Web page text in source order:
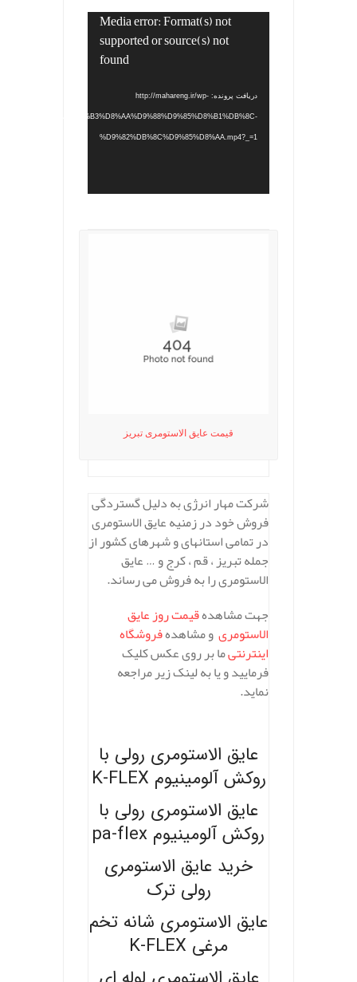
Media error: Format(s) not
supported or source(s) not
found
دریافت پرونده: http://mahareng.ir/wp-
%D9%82%DB%8C%D9%85%D8%AA.mp4?_=1
قیمت عایق الاستومری تبریز
شرکت مهار انرژی به دلیل گستردگی
فروش خود در زمنیه عایق الاستومری
در تمامی استانهای و شهرهای کشور از
جمله تبریز ، قم ، کرج و … عایق
الاستومری را به فروش می رساند.
جهت مشاهدهقیمت روز عایق
الاستومریو مشاهدهفروشگاه
اینترنتیما بر روی عکس کلیک
فرمایید و یا به لینک زیر مراجعه
نماید.
عایق الاستومری رولی با
روکش آلومینیوم K-FLEX
عایق الاستومری رولی با
روکش آلومینیوم pa-flex
خرید عایق الاستومری
رولی ترک
عایق الاستومری شانه تخم
مرغی K-FLEX